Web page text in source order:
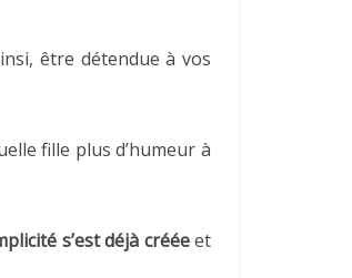
être détendue à vos
fille plus d’humeur à
s’est déjà crééeet